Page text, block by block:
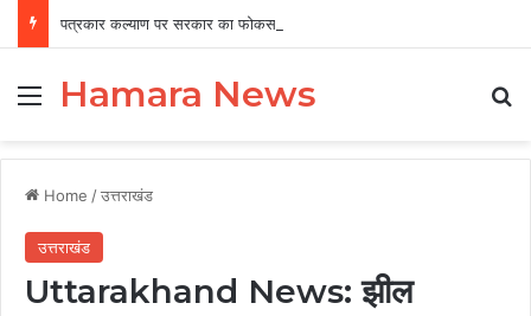
MenuHamara News
Home /उत्तराखंड
उत्तराखंड
Uttarakhand News: झील